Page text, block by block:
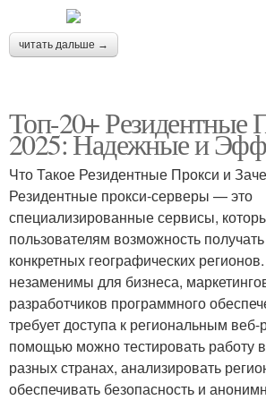
читать дальше →
Топ-20+ Резидентные
2025: Надежные и
Что Такое Резидентные Прокси и
Резидентные прокси-серверы — это
специализированные сервисы,
пользователям возможность
конкретных географических
незаменимы для бизнеса,
разработчиков программного
требует доступа к региональным
помощью можно тестировать работу
разных странах, анализировать
обеспечивать безопасность и